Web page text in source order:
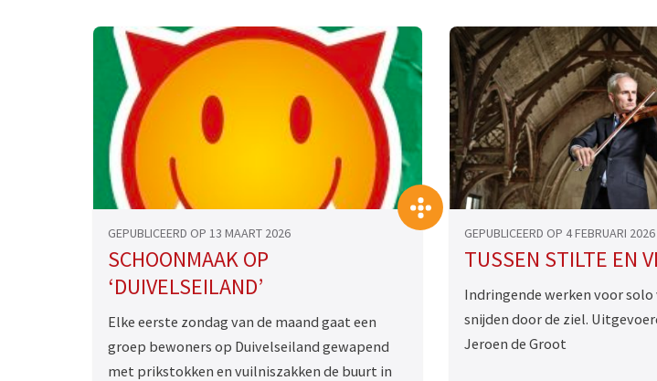
GEPUBLICEERD OP 13 MAART 2026
SCHOONMAAK OP
‘DUIVELSEILAND’
Elke eerste zondag van de maand gaat een
groep bewoners op Duivelseiland gewapend
met prikstokken en vuilniszakken de buurt in
>>
GEPUBLICEERD OP 4 FEBRUARI 2026
TUSSEN STILTE EN
Indringende werken voor solo
snijden door de ziel.
Jeroen de Groot